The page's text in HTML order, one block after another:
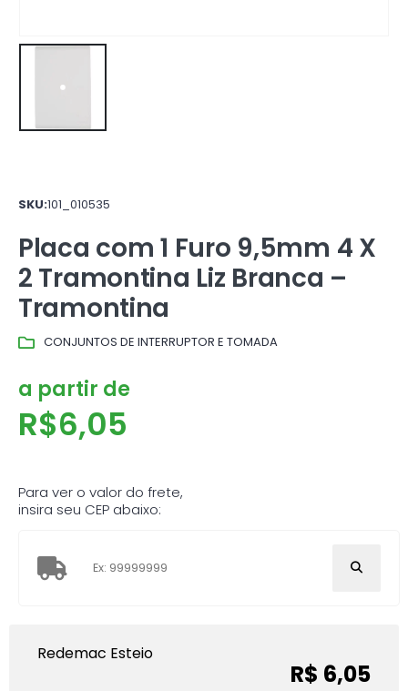
SKU:101_010535
Placa com 1 Furo 9,5mm 4 X
2 Tramontina Liz Branca –
Tramontina
CONJUNTOS DE INTERRUPTOR E TOMADA
a partir de
R$6,05
Para ver o valor do frete,
insira seu CEP abaixo:
Redemac Esteio
R$ 6,05